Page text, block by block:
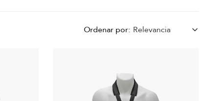
Ordenar por: Relevancia